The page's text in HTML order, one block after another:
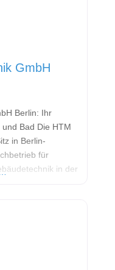
GmbH
Berlin: Ihr
Bad Die HTM
in Berlin-
für
in der